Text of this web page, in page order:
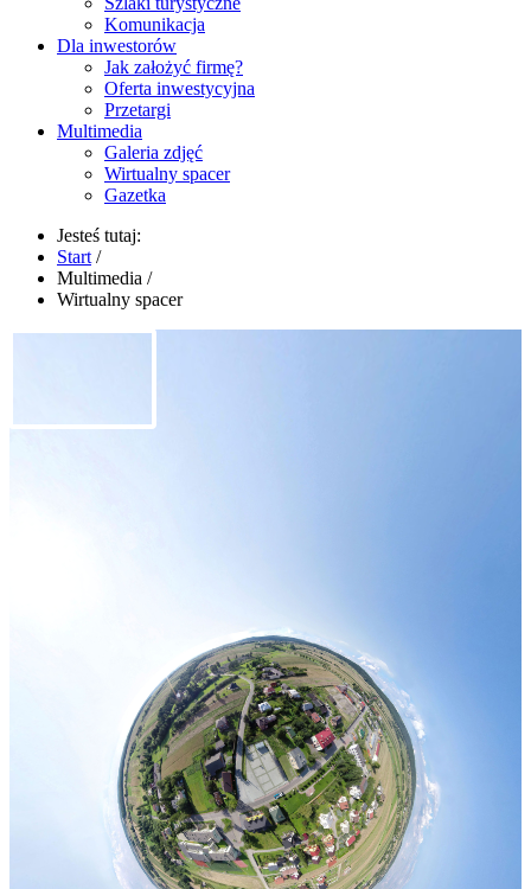
Komunikacja
Dla inwestorów
Jak założyć firmę?
Oferta inwestycyjna
Przetargi
Multimedia
Galeria zdjęć
Wirtualny spacer
Gazetka
Jesteś tutaj:
Start /
Multimedia /
Wirtualny spacer